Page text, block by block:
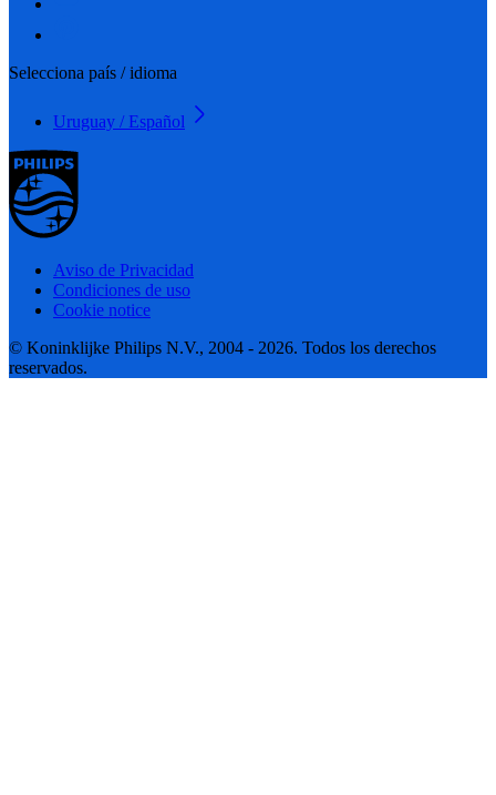
Selecciona país / idioma
Uruguay / Español
Aviso de Privacidad
Condiciones de uso
Cookie notice
© Koninklijke Philips N.V., 2004 - 2026. Todos los derechos
reservados.